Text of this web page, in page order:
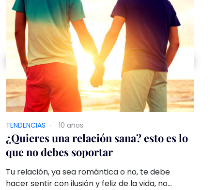
TENDENCIAS · 10 años
¿Quieres una relación sana? esto es lo
que no debes soportar
Tu relación, ya sea romántica o no, te debe
hacer sentir con ilusión y feliz de la vida, no